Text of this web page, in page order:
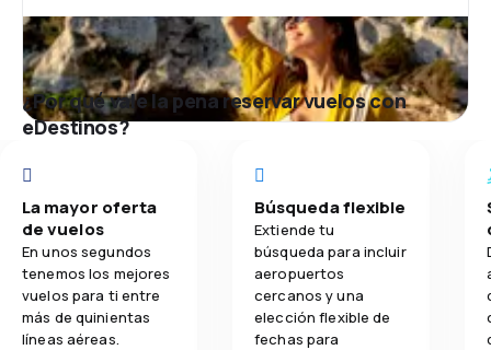
¿Por qué vale la pena reservar vuelos con
eDestinos?
La mayor oferta
de vuelos
En unos segundos
tenemos los mejores
vuelos para ti entre
más de quinientas
líneas aéreas.
Búsqueda flexible
Extiende tu
búsqueda para incluir
aeropuertos
cercanos y una
elección flexible de
fechas para